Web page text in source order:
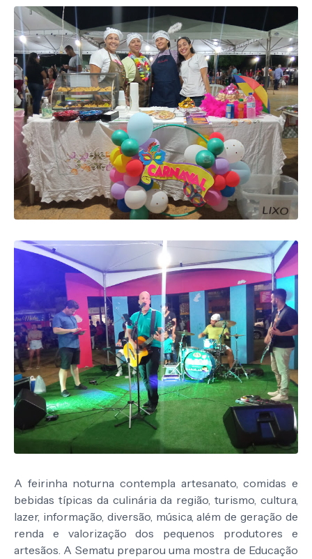
A feirinha noturna contempla artesanato, comidas e
bebidas típicas da culinária da região, turismo, cultura,
lazer, informação, diversão, música, além de geração de
renda e valorização dos pequenos produtores e
artesãos. A Sematu preparou uma mostra de Educação